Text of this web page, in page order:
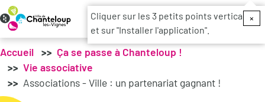
Menu
Accueil
Ça se passe à Chanteloup !
Vie associative
Associations - Ville : un partenariat gagnant !
×
Cliquer sur les 3 petits points verticaux
et sur "Installer l'application".